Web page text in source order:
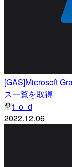
[GAS]Microsoft
ス一覧を取得
t_o_d
2022.12.06